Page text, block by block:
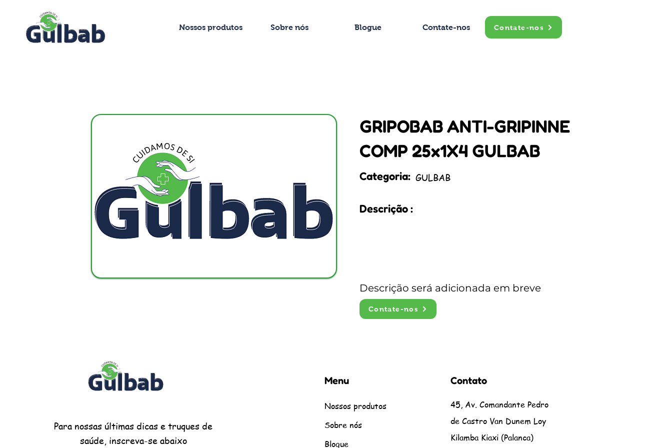
Nossos produtos Sobre nós Blogue Contate-nos Contate-nos
GRIPOBAB ANTI-GRIPINNE
COMP 25x1X4 GULBAB
Categoria: GULBAB
Descrição :
Descrição será adicionada em breve
Contate-nos
Para nossas últimas dicas e truques de
saúde, inscreva-se abaixo
Menu
Nossos produtos
Sobre nós
Blogue
Contato
45, Av. Comandante Pedro
de Castro Van Dunem Loy
Kilamba Kiaxi (Palanca)